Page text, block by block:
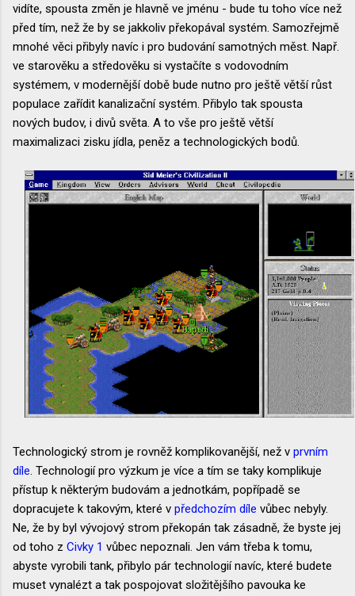
vidíte, spousta změn je hlavně ve jménu - bude tu toho více než
před tím, než že by se jakkoliv překopával systém. Samozřejmě
mnohé věci přibyly navíc i pro budování samotných měst. Např.
ve starověku a středověku si vystačíte s vodovodním
systémem, v modernější době bude nutno pro ještě větší růst
populace zařídit kanalizační systém. Přibylo tak spousta
nových budov, i divů světa. A to vše pro ještě větší
maximalizaci zisku jídla, peněz a technologických bodů.
Technologický strom je rovněž komplikovanější, než v prvním
díle. Technologií pro výzkum je více a tím se taky komplikuje
přístup k některým budovám a jednotkám, popřípadě se
dopracujete k takovým, které v předchozím díle vůbec nebyly.
Ne, že by byl vývojový strom překopán tak zásadně, že byste jej
od toho z Civky 1 vůbec nepoznali. Jen vám třeba k tomu,
abyste vyrobili tank, přibylo pár technologií navíc, které budete
muset vynalézt a tak pospojovat složitějšího pavouka ke